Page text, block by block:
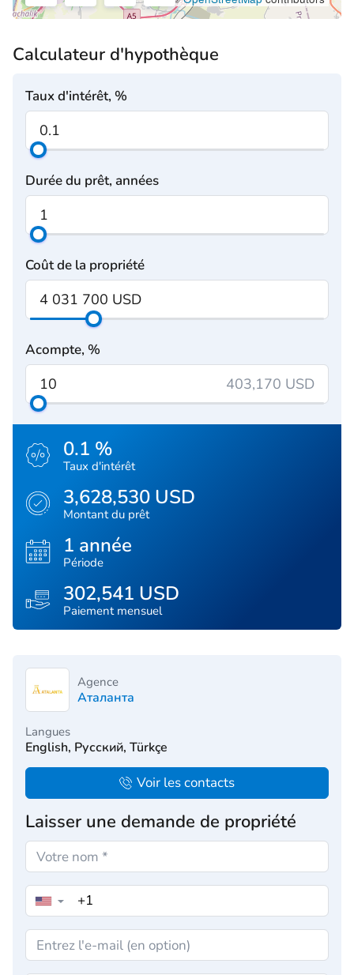
Calculateur d'hypothèque
Taux d'intérêt, %
Durée du prêt, années
Coût de la propriété
Acompte, %
403,170 USD
0.1 %
Taux d'intérêt
3,628,530 USD
Montant du prêt
1 année
Période
302,541 USD
Paiement mensuel
Agence
Аталанта
Langues
English, Русский, Türkçe
Voir les contacts
Laisser une demande de propriété
▼